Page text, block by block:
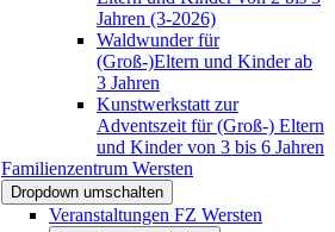
Jahren (3-2026)
Waldwunder für
(Groß-)Eltern und Kinder ab
3 Jahren
Kunstwerkstatt zur
Adventszeit für (Groß-) Eltern
und Kinder von 3 bis 6 Jahren
Familienzentrum Wersten
Dropdown umschalten
Veranstaltungen FZ Wersten